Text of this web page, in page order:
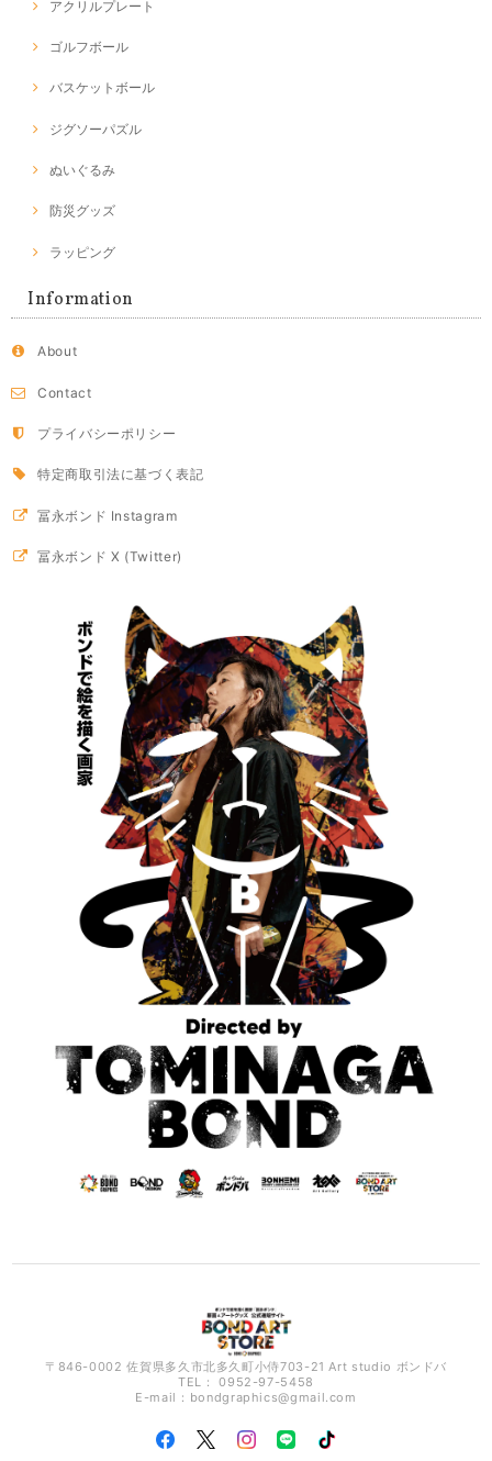
アクリルプレート
ゴルフボール
バスケットボール
ジグソーパズル
ぬいぐるみ
防災グッズ
ラッピング
Information
About
Contact
プライバシーポリシー
特定商取引法に基づく表記
冨永ボンド Instagram
冨永ボンド X (Twitter)
〒846-0002 佐賀県多久市北多久町小侍703-21 Art studio ボンドバ
TEL： 0952-97-5458
E-mail： bondgraphics@gmail.com